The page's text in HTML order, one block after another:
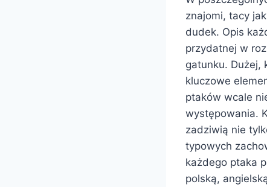
znajomi, tacy
dudek. Opis
przydatnej w
gatunku. Dużej,
kluczowe
ptaków wcale
występowania.
zadziwią nie
typowych
każdego ptaka
polską,